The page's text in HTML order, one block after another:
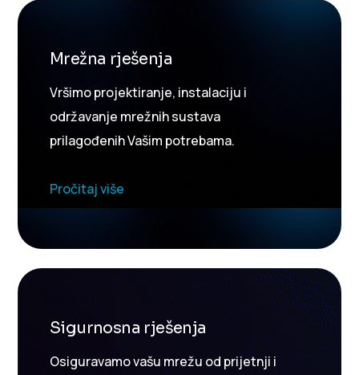
Mrežna rješenja
Vršimo projektiranje, instalaciju i
održavanje mrežnih sustava
prilagođenih Vašim potrebama.
Pročitaj više
Sigurnosna rješenja
Osiguravamo vašu mrežu od prijetnji i